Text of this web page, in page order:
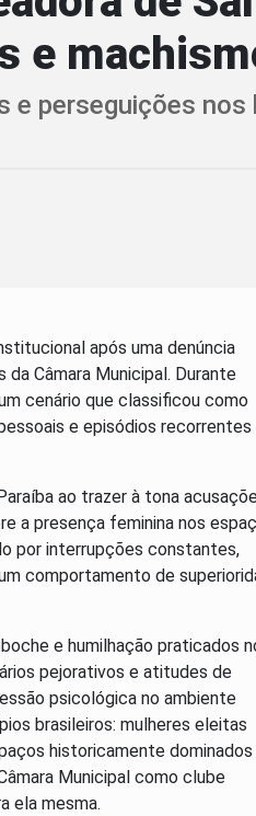
perseguições
após uma denúncia
Câmara Municipal. Durante
cenário que classificou como
e episódios recorrentes
ao trazer à tona
a presença feminina nos
por interrupções constantes,
comportamento de
e humilhação praticados
pejorativos e atitudes de
psicológica no ambiente
brasileiros: mulheres eleitas
historicamente
Municipal como clube
ela mesma.